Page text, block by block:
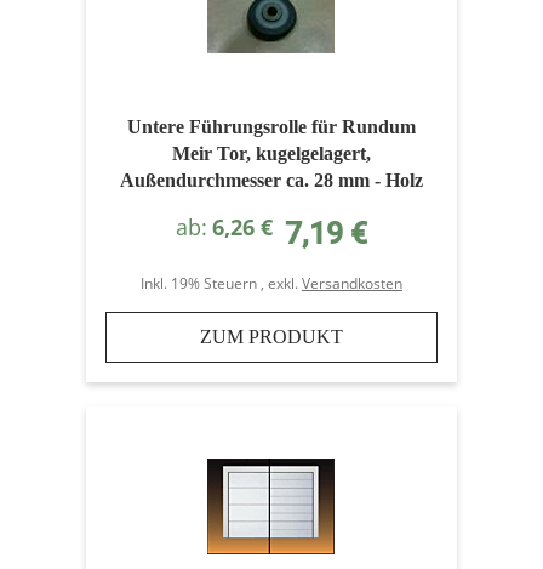
Untere Führungsrolle für Rundum
Meir Tor, kugelgelagert,
Außendurchmesser ca. 28 mm - Holz
7,19 €
ab 6,26 €
Inkl. 19% Steuern , exkl.Versandkosten
ZUM PRODUKT